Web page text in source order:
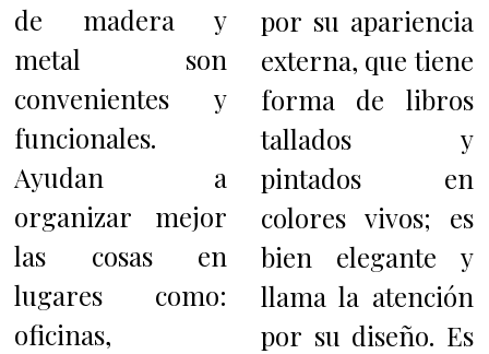
de madera y
metal son
convenientes y
funcionales.
Ayudan a
organizar mejor
las cosas en
lugares como:
oficinas,
por su apariencia
externa, que tiene
forma de libros
tallados y
pintados en
colores vivos; es
bien elegante y
llama la atención
por su diseño. Es